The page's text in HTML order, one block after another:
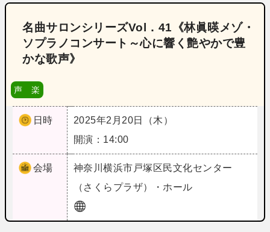
名曲サロンシリーズVol．41《林眞暎メゾ・
ソプラノコンサート～心に響く艶やかで豊
かな歌声》
声 楽
日時
2025年2月20日（木）
開演：14:00
会場 神奈川横浜市戸塚区民文化センター
（さくらプラザ）・ホール